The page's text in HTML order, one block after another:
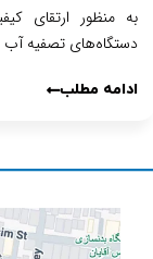
به منظور ارتقای
دستگاه‌های تصفیه آب
ادامه مطلب